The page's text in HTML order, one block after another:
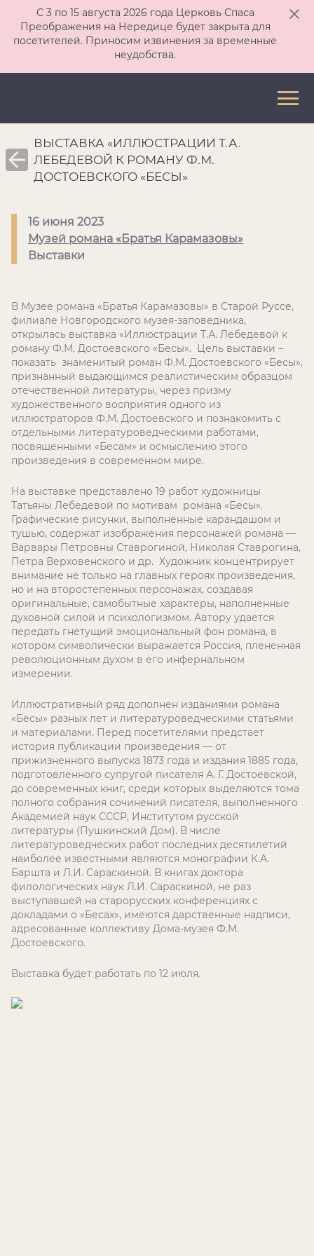
С 3 по 15 августа 2026 года Церковь Спаса
Преображения на Нередице будет закрыта для
посетителей. Приносим извинения за временные
неудобства.
ВЫСТАВКА «ИЛЛЮСТРАЦИИ Т.А.
ЛЕБЕДЕВОЙ К РОМАНУ Ф.М.
ДОСТОЕВСКОГО «БЕСЫ»
16 июня 2023
Музей романа «Братья Карамазовы»
Выставки
В Музее романа «Братья Карамазовы» в Старой Руссе,
филиале Новгородского музея-заповедника,
открылась выставка «Иллюстрации Т.А. Лебедевой к
роману Ф.М. Достоевского «Бесы». Цель выставки –
показать знаменитый роман Ф.М. Достоевского «Бесы»,
признанный выдающимся реалистическим образцом
отечественной литературы, через призму
художественного восприятия одного из
иллюстраторов Ф.М. Достоевского и познакомить с
отдельными литературоведческими работами,
посвященными «Бесам» и осмыслению этого
произведения в современном мире.
На выставке представлено 19 работ художницы
Татьяны Лебедевой по мотивам романа «Бесы».
Графические рисунки, выполненные карандашом и
тушью, содержат изображения персонажей романа —
Варвары Петровны Ставрогиной, Николая Ставрогина,
Петра Верховенского и др. Художник концентрирует
внимание не только на главных героях произведения,
но и на второстепенных персонажах, создавая
оригинальные, самобытные характеры, наполненные
духовной силой и психологизмом. Автору удается
передать гнетущий эмоциональный фон романа, в
котором символически выражается Россия, плененная
революционным духом в его инфернальном
измерении.
Иллюстративный ряд дополнен изданиями романа
«Бесы» разных лет и литературоведческими статьями
и материалами. Перед посетителями предстает
история публикации произведения — от
прижизненного выпуска 1873 года и издания 1885 года,
подготовленного супругой писателя А. Г. Достоевской,
до современных книг, среди которых выделяются тома
полного собрания сочинений писателя, выполненного
Академией наук СССР, Институтом русской
литературы (Пушкинский Дом). В числе
литературоведческих работ последних десятилетий
наиболее известными являются монографии К.А.
Баршта и Л.И. Сараскиной. В книгах доктора
филологических наук Л.И. Сараскиной, не раз
выступавшей на старорусских конференциях с
докладами о «Бесах», имеются дарственные надписи,
адресованные коллективу Дома-музея Ф.М.
Достоевского.
Выставка будет работать по 12 июля.